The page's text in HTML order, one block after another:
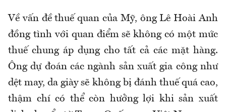
Về vấn đề thuế quan của Mỹ, ông Lê Hoài Anh
đồng tình với quan điểm sẽ không có một mức
thuế chung áp dụng cho tất cả các mặt hàng.
Ông dự đoán các ngành sản xuất gia công như
dệt may, da giày sẽ không bị đánh thuế quá cao,
thậm chí có thể còn hưởng lợi khi sản xuất